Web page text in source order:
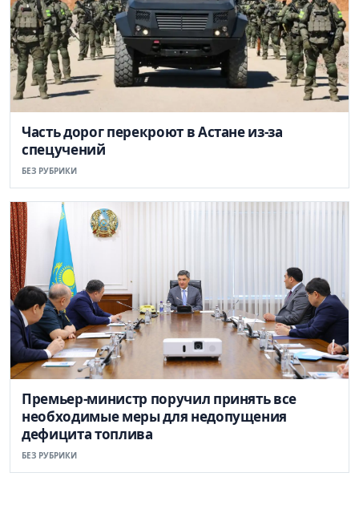
Часть дорог перекроют в Астане из-за
спецучений
БЕЗ РУБРИКИ
Премьер-министр поручил принять все
необходимые меры для недопущения
дефицита топлива
БЕЗ РУБРИКИ